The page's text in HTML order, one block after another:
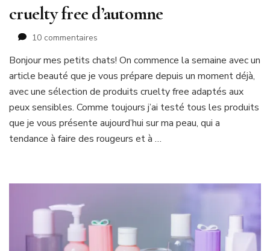
cruelty free d’automne
10 commentaires
chouchous
beauté
naturelle
et
cruelty
free
d’automne
Bonjour mes petits chats! On commence la semaine avec un
article beauté que je vous prépare depuis un moment déjà,
avec une sélection de produits cruelty free adaptés aux
peux sensibles. Comme toujours j’ai testé tous les produits
que je vous présente aujourd’hui sur ma peau, qui a
tendance à faire des rougeurs et à …